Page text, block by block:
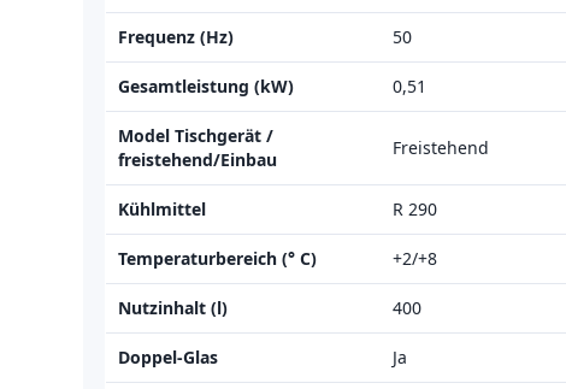
Frequenz (Hz) 50
Gesamtleistung (kW) 0,51
Model Tischgerät /
freistehend/Einbau
Freistehend
Kühlmittel R 290
Temperaturbereich (° C) +2/+8
Nutzinhalt (l) 400
Doppel-Glas Ja